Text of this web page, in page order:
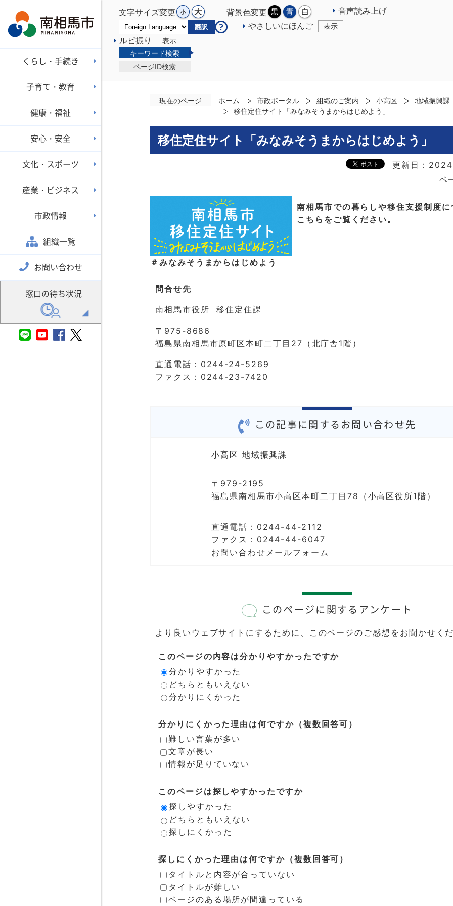
文字サイズ変更 背景色変更 音声読み上げ
翻訳 やさしいにほんご 表示
ルビ振り
表示
キーワード検索
ページID検索
くらし・手続き
子育て・教育
健康・福祉
安心・安全
文化・スポーツ
産業・ビジネス
市政情報
組織一覧
お問い合わせ
窓口の待ち状況
現在のページ ホーム 市政ポータル 組織のご案内 小高区
地域振興課
移住定住サイト「みなみそうまからはじめよう」
移住定住サイト「みなみそうまからはじめよう」
更新日：
ペ
＃みなみそうまからはじめよう
南相馬市での暮らしや移住支援制度
こちらをご覧ください。
問合せ先
南相馬市役所 移住定住課
〒975-8686
福島県南相馬市原町区本町二丁目27（北庁舎1階）
直通電話：0244-24-5269
ファクス：0244-23-7420
この記事に関するお問い合わせ先
小高区 地域振興課
〒979-2195
福島県南相馬市小高区本町二丁目78（小高区役所1階）
直通電話：0244-44-2112
ファクス：0244-44-6047
お問い合わせメールフォーム
このページに関するアンケート
より良いウェブサイトにするために、このページのご感想をお聞かせく
このページの内容は分かりやすかったですか
分かりやすかった
どちらともいえない
分かりにくかった
分かりにくかった理由は何ですか（複数回答可）
難しい言葉が多い
文章が長い
情報が足りていない
このページは探しやすかったですか
探しやすかった
どちらともいえない
探しにくかった
探しにくかった理由は何ですか（複数回答可）
タイトルと内容が合っていない
タイトルが難しい
ページのある場所が間違っている